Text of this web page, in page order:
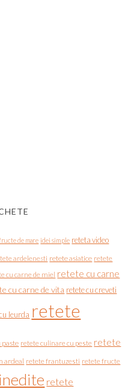
de mare idei simple reteta video
ardelenesti retete asiatice retete
cu carne de miel retete cu carne
cu carne de vita retete cu creveti
leurda retete
paste retete culinare cu peste retete
ardeal retete frantuzesti retete fructe
retete